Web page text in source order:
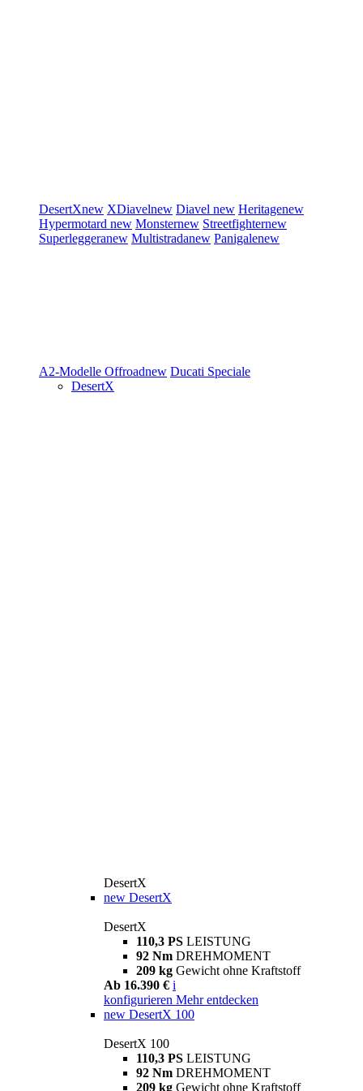
DesertXnew XDiavelnew Diavel new Heritagenew
Hypermotard new Monsternew Streetfighternew
Superleggeranew Multistradanew Panigalenew
A2-Modelle Offroadnew Ducati Speciale
DesertX
DesertX
new DesertX
DesertX
110,3 PS LEISTUNG
92 Nm DREHMOMENT
209 kg Gewicht ohne Kraftstoff
Ab 16.390 € i
konfigurieren Mehr entdecken
new DesertX 100
DesertX 100
110,3 PS LEISTUNG
92 Nm DREHMOMENT
209 kg Gewicht ohne Kraftstoff